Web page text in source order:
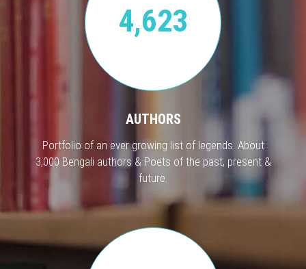
4,623
AUTHORS
Portfolio of an ever growing list of legends. About
3,000 Bengali authors & Poets of the past, present &
future.